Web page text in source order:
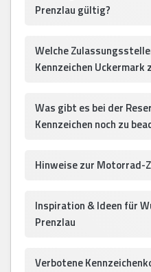
Prenzlau gültig?
Welche
Kennzeichen Uckermark
Was gibt es bei der
Kennzeichen noch zu
Hinweise zur Motorrad-
Inspiration & Ideen für
Prenzlau
Verbotene